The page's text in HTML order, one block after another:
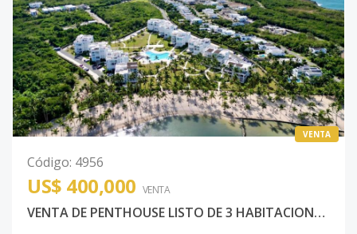
VENTA
Código: 4956
US$ 400,000 VENTA
VENTA DE PENTHOUSE LISTO DE 3 HABITACIONES EN PLAYA NUEVA ROMANA